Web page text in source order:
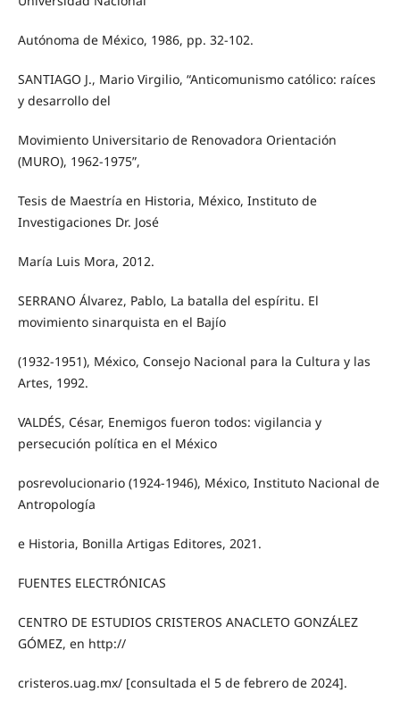
Autónoma de México, 1986, pp. 32-102.
SANTIAGO J., Mario Virgilio, “Anticomunismo católico: raíces
y desarrollo del
Movimiento Universitario de Renovadora Orientación
(MURO), 1962-1975”,
Tesis de Maestría en Historia, México, Instituto de
Investigaciones Dr. José
María Luis Mora, 2012.
SERRANO Álvarez, Pablo, La batalla del espíritu. El
movimiento sinarquista en el Bajío
(1932-1951), México, Consejo Nacional para la Cultura y las
Artes, 1992.
VALDÉS, César, Enemigos fueron todos: vigilancia y
persecución política en el México
posrevolucionario (1924-1946), México, Instituto Nacional de
Antropología
e Historia, Bonilla Artigas Editores, 2021.
FUENTES ELECTRÓNICAS
CENTRO DE ESTUDIOS CRISTEROS ANACLETO GONZÁLEZ
GÓMEZ, en http://
cristeros.uag.mx/ [consultada el 5 de febrero de 2024].